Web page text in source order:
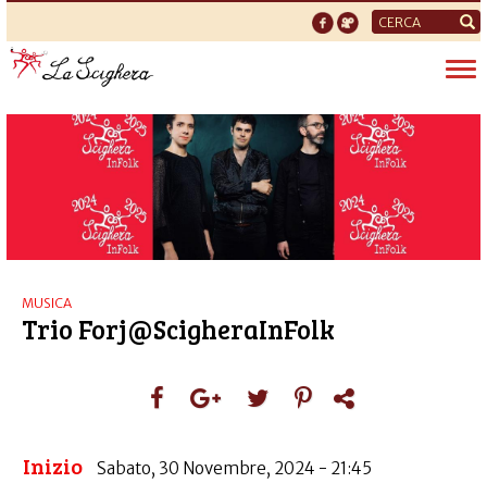
Form
di
ricerca
MUSICA
Trio Forj@ScigheraInFolk
Inizio Sabato, 30 Novembre, 2024 - 21:45